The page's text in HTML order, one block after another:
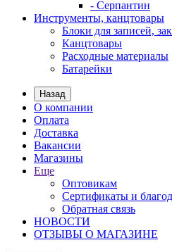
- Серпантин
Инструменты, канцтовары
Блоки для записей,
Канцтовары
Расходные материалы
Батарейки
Назад
О компании
Оплата
Доставка
Вакансии
Магазины
Еще
Оптовикам
Сертификаты и
Обратная связь
НОВОСТИ
ОТЗЫВЫ О МАГАЗИНЕ